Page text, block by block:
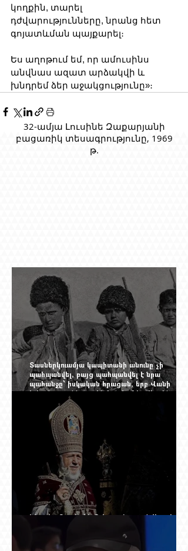
կողքին, տարել
դժվարությունները, նրանց հետ
գոյատևման պայքարել։
Ես աղոթում եմ, որ ամուսինս
անվնաս ազատ արձակվի և
խնդրեմ ձեր աջակցությունը»։
32-ամյա Լուսինե Զաքարյանի
բացառիկ տեսագրությունը, 1969
թ.
Տասներկուամյա կապիտանի անունը չի
պահպանվել, բայց պահպանվել է նրա
պահանջը՝ իսկական հրացան, երբ Վանի
իշխանությունն արդեն հաշվում էր վերջին
պաշարները
Ինչպես Գարեգին Բ-ի գործը թողնվեց դեռ